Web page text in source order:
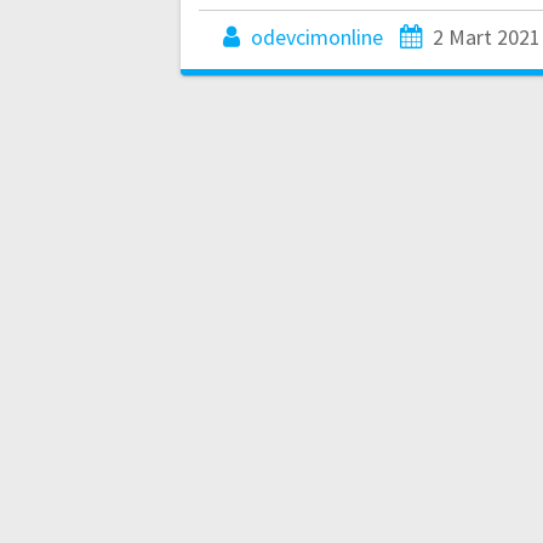
odevcimonline 2 Mart 2021